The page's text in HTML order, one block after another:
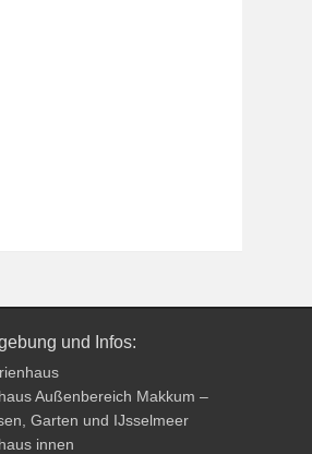
und Infos:
Außenbereich Makkum –
Garten und IJsselmeer
innen